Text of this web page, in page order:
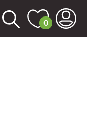
0